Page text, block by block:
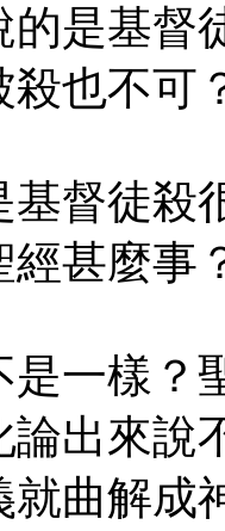
的是基督
殺也不可
基督徒殺
經甚麼事
是一樣？
論出來說
就曲解成